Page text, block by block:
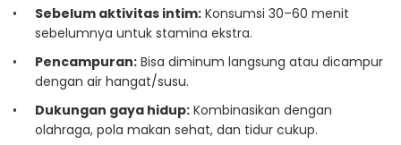
Sebelum aktivitas intim: Konsumsi 30–60 menit
sebelumnya untuk stamina ekstra.
Pencampuran: Bisa diminum langsung atau dicampur
dengan air hangat/susu.
Dukungan gaya hidup: Kombinasikan dengan
olahraga, pola makan sehat, dan tidur cukup.